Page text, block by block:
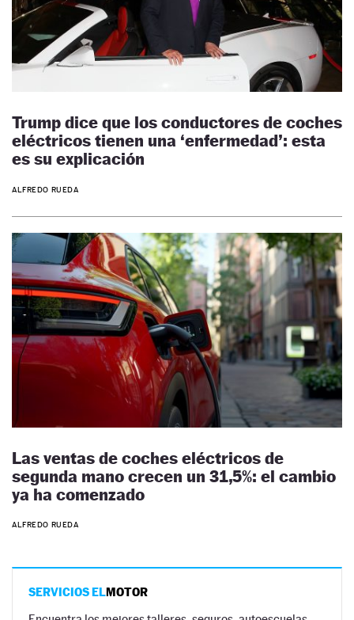
Trump dice que los conductores de coches
eléctricos tienen una ‘enfermedad’: esta
es su explicación
ALFREDO RUEDA
Las ventas de coches eléctricos de
segunda mano crecen un 31,5%: el cambio
ya ha comenzado
ALFREDO RUEDA
SERVICIOS ELMOTOR